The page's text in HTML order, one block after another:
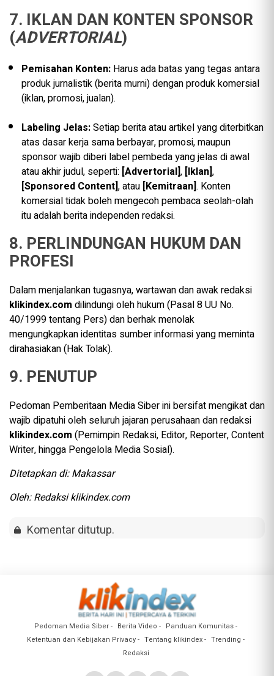
7. IKLAN DAN KONTEN SPONSOR
(ADVERTORIAL)
Pemisahan Konten: Harus ada batas yang tegas antara
produk jurnalistik (berita murni) dengan produk komersial
(iklan, promosi, jualan).
Labeling Jelas:Setiap berita atau artikel yang diterbitkan
atas dasar kerja sama berbayar, promosi, maupun
sponsor wajib diberi label pembeda yang jelas di awal
atau akhir judul, seperti: [Advertorial], [Iklan],
[Sponsored Content], atau [Kemitraan]. Konten
komersial tidak boleh mengecoh pembaca seolah-olah
itu adalah berita independen redaksi.
8. PERLINDUNGAN HUKUM DAN
PROFESI
Dalam menjalankan tugasnya, wartawan dan awak redaksi
klikindex.com dilindungi oleh hukum (Pasal 8 UU No.
40/1999 tentang Pers) dan berhak menolak
mengungkapkan identitas sumber informasi yang meminta
dirahasiakan (Hak Tolak).
9. PENUTUP
Pedoman Pemberitaan Media Siber ini bersifat mengikat dan
wajib dipatuhi oleh seluruh jajaran perusahaan dan redaksi
klikindex.com (Pemimpin Redaksi, Editor, Reporter, Content
Writer, hingga Pengelola Media Sosial).
Ditetapkan di: Makassar
Oleh: Redaksi klikindex.com
Komentar ditutup.
Pedoman Media Siber Berita Video
Panduan Komunitas
Ketentuan dan Kebijakan Privacy
Tentang klikindex
Trending
Redaksi